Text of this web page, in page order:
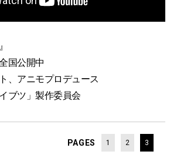
国公開中
、アニモプロデュース
ブツ」製作委員会
PAGES 1 2 3